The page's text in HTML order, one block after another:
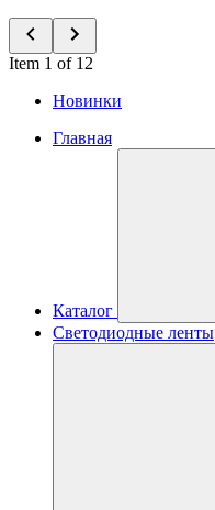
Item 1 of 12
Новинки
Главная
Каталог
Светодиодные ленты